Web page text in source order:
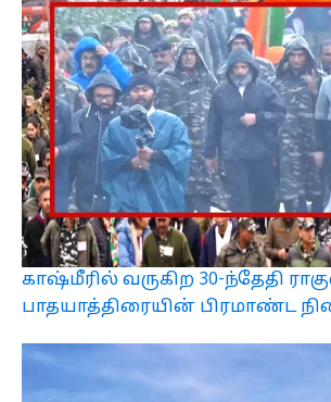
காஷ்மீரில் வருகிற 30-ந்தேதி
பாதயாத்திரையின் பிரமாண்ட